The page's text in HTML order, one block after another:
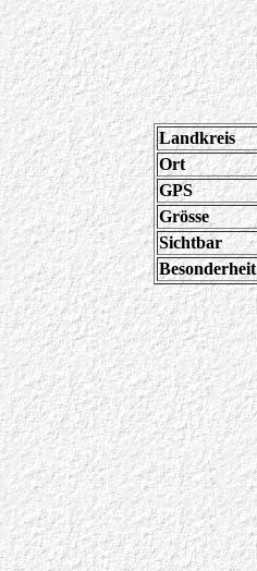
Landkreis
Ort
GPS
Grösse
Sichtbar
Besonderheit